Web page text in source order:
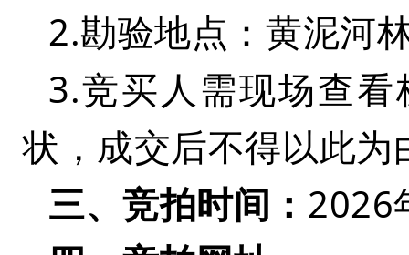
2.勘验地点：黄泥河
3.竞买人需现场查
状，成交后不得以此为
三、竞拍时间： 2026